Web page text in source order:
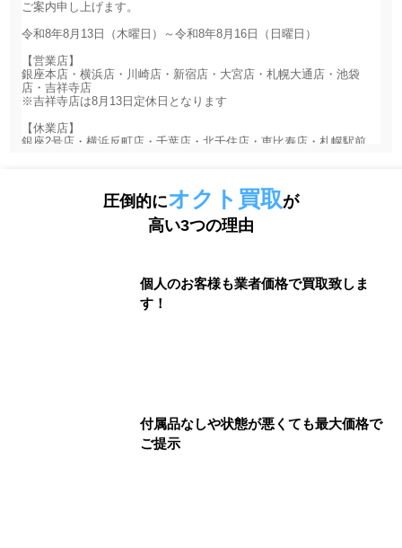
圧倒的にオクト買取が
高い3つの理由
個人のお客様も業者価格で買取致しま
す！
付属品なしや状態が悪くても最大価格で
ご提示